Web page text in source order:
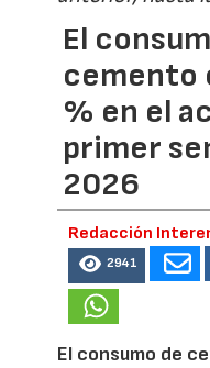
El
cemento
% en el
primer
2026
Redacción
2941
El consumo de